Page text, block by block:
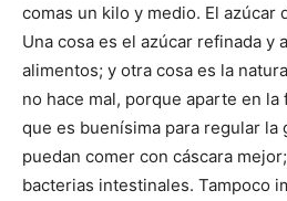
comas un kilo y medio. El azúcar
Una cosa es el azúcar refinada y
alimentos; y otra cosa es la
no hace mal, porque aparte en
que es buenísima para regular la
puedan comer con cáscara
bacterias intestinales. Tampoco